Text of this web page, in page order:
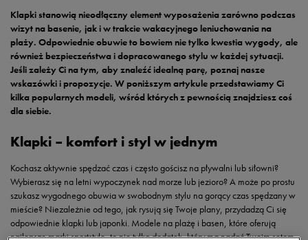
Klapki stanowią nieodłączny element wyposażenia zarówno podczas
wizyt na basenie, jak i w trakcie wakacyjnego leniuchowania na
plaży. Odpowiednie obuwie to bowiem nie tylko kwestia wygody, ale
również bezpieczeństwa i dopracowanego stylu w każdej sytuacji.
Jeśli zależy Ci na tym, aby znaleźć idealną parę, poznaj nasze
wskazówki i propozycje. W poniższym artykule przedstawiamy Ci
kilka popularnych modeli, wśród których z pewnością znajdziesz coś
dla siebie.
Klapki – komfort i styl w jednym
Kochasz aktywnie spędzać czas i często gościsz na pływalni lub siłowni?
Wybierasz się na letni wypoczynek nad morze lub jezioro? A może po prostu
szukasz wygodnego obuwia w swobodnym stylu na gorący czas spędzany w
mieście? Niezależnie od tego, jak rysują się Twoje plany, przydadzą Ci się
odpowiednie klapki lub japonki. Modele na plażę i basen, które oferują
najlepsze marki sportstyle, to nie tylko dodatek, który ma nadać Twoim setom